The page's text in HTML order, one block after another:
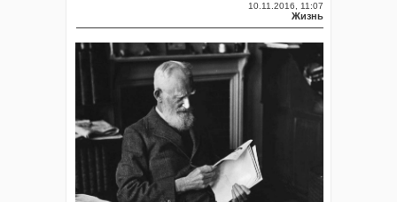
10.11.2016, 11:07
Жизнь